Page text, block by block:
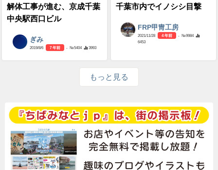
解体工事が進む、京成千葉
中央駅西口ビル
ぎみ
2019/8/6 7 年前 - №5404 3993
千葉市内でイノシシ目撃
FRP甲冑工房
2021/11/28 4 年前
- №9984
6453
もっと見る